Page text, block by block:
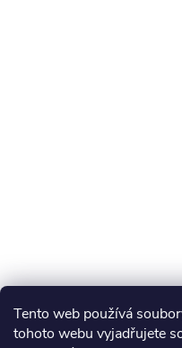
Tento web používá
tohoto webu vyjadřujete